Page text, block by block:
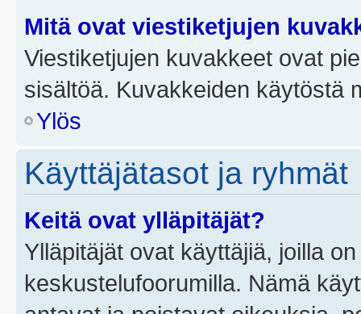
Mitä ovat viestiketjujen
Viestiketjujen kuvakkeet ovat
sisältöä. Kuvakkeiden käytöstä
Ylös
Käyttäjätasot ja ryhmät
Keitä ovat ylläpitäjät?
Ylläpitäjät ovat käyttäjiä, joilla
keskustelufoorumilla. Nämä